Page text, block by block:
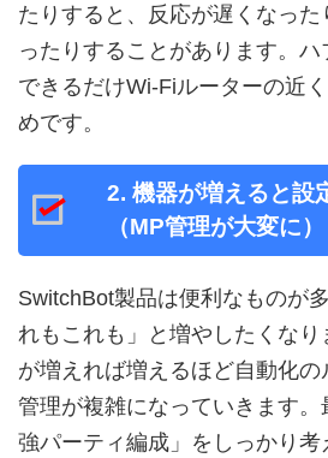
たりすると、反応が遅くなっ
ったりすることがあります。ハ
できるだけWi-Fiルーターの近
めです。
2. 機器が増えると設
（MP管理が大変に）
SwitchBot製品は便利なものが
れもこれも」と増やしたくな
が増えれば増えるほど自動化
管理が複雑になっていきます
強パーティ編成」をしっかり